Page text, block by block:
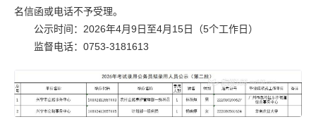
名信函或电话不予受理。
公示时间：2026年4月9日至4月15日（5个工作日）
监督电话：0753-3181613